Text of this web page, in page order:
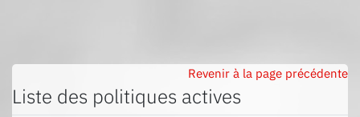
Revenir à la page précédente
Liste des politiques actives